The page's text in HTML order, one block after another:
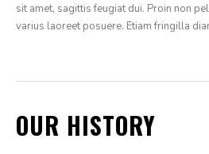
sit amet, sagittis feugiat dui. Proin non
varius laoreet posuere. Etiam fringilla
OUR HISTORY